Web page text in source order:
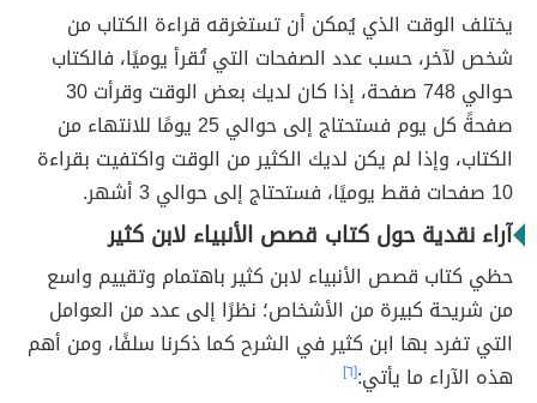
يختلف الوقت الذي يُمكن أن تستغرقه قراءة الكتاب من
شخص لآخر، حسب عدد الصفحات التي تُقرأ يوميًا، فالكتاب
حوالي 748 صفحة، إذا كان لديك بعض الوقت وقرأت 30
صفحةً كل يوم فستحتاج إلى حوالي 25 يومًا للانتهاء من
الكتاب، وإذا لم يكن لديك الكثير من الوقت واكتفيت بقراءة
10 صفحات فقط يوميًا، فستحتاج إلى حوالي 3 أشهر.
آراء نقدية حول كتاب قصص الأنبياء لابن كثير
حظي كتاب قصص الأنبياء لابن كثير باهتمام وتقييم واسع
من شريحة كبيرة من الأشخاص؛ نظرًا إلى عدد من العوامل
التي تفرد بها ابن كثير في الشرح كما ذكرنا سلفًا، ومن أهم
هذه الآراء ما يأتي:[٦]